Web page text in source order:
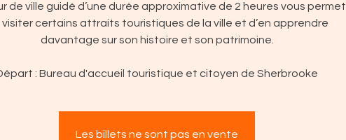
de ville guidé d’une durée approximative de 2 heures vous permet
certains attraits touristiques de la ville et d’en apprendre
davantage sur son histoire et son patrimoine.
: Bureau d'accueil touristique et citoyen de Sherbrooke
Les billets ne sont pas en vente